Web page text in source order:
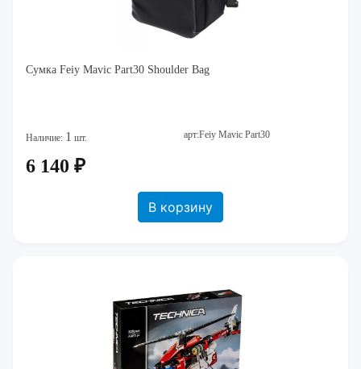
Сумка Feiy Mavic Part30 Shoulder Bag
Наличие: 1 шт. арт:Feiy Mavic Part30
6 140 ₽
В корзину